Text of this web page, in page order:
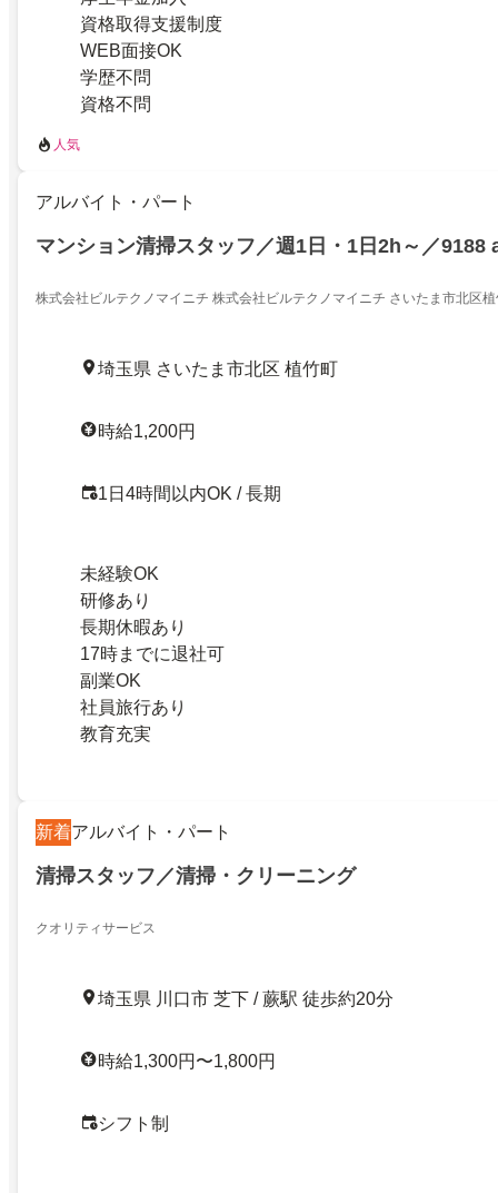
資格取得支援制度
WEB面接OK
学歴不問
資格不問
人気
アルバイト・パート
マンション清掃スタッフ／週1日・1日2h～／9188
株式会社ビルテクノマイニチ 株式会社ビルテクノマイニチ さいたま市北区
埼玉県 さいたま市北区 植竹町
時給1,200円
1日4時間以内OK / 長期
未経験OK
研修あり
長期休暇あり
17時までに退社可
副業OK
社員旅行あり
教育充実
新着アルバイト・パート
清掃スタッフ／清掃・クリーニング
クオリティサービス
埼玉県 川口市 芝下 / 蕨駅 徒歩約20分
時給1,300円〜1,800円
シフト制